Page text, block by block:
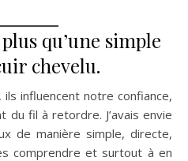
qu’une simple
chevelu.
influencent notre confiance,
fil à retordre. J’avais envie
de manière simple, directe,
comprendre et surtout à en